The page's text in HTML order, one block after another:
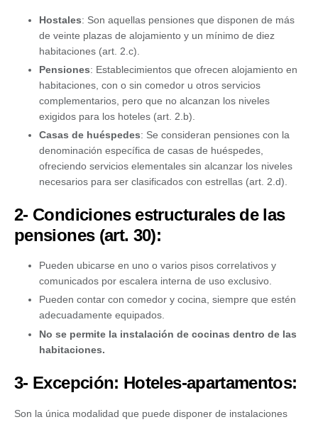
Hostales: Son aquellas pensiones que disponen de más
de veinte plazas de alojamiento y un mínimo de diez
habitaciones (art. 2.c).
Pensiones: Establecimientos que ofrecen alojamiento en
habitaciones, con o sin comedor u otros servicios
complementarios, pero que no alcanzan los niveles
exigidos para los hoteles (art. 2.b).
Casas de huéspedes: Se consideran pensiones con la
denominación específica de casas de huéspedes,
ofreciendo servicios elementales sin alcanzar los niveles
necesarios para ser clasificados con estrellas (art. 2.d).
2- Condiciones estructurales de las
pensiones (art. 30):
Pueden ubicarse en uno o varios pisos correlativos y
comunicados por escalera interna de uso exclusivo.
Pueden contar con comedor y cocina, siempre que estén
adecuadamente equipados.
No se permite la instalación de cocinas dentro de las
habitaciones.
3- Excepción: Hoteles-apartamentos:
Son la única modalidad que puede disponer de instalaciones